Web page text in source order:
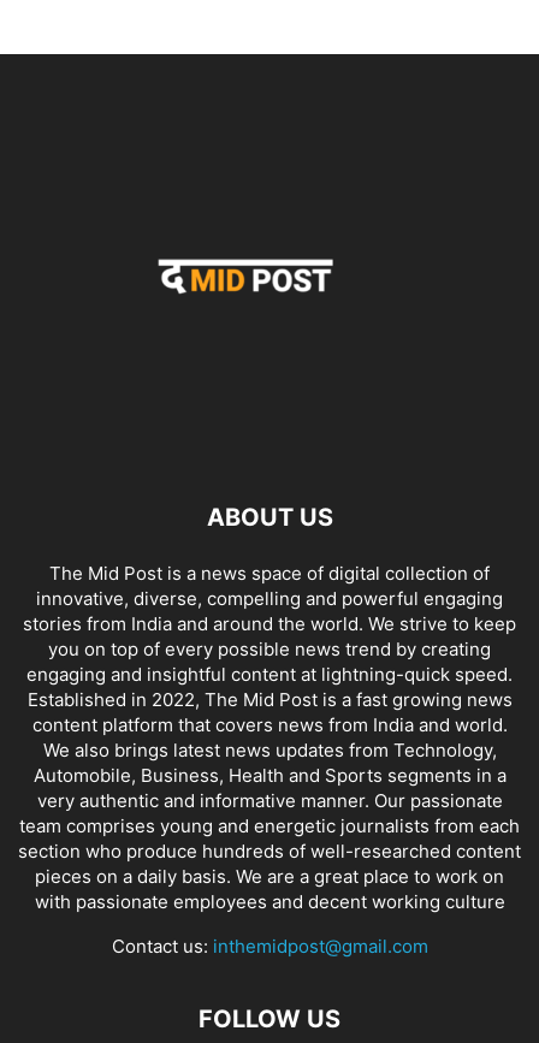
ABOUT US
The Mid Post is a news space of digital collection of
innovative, diverse, compelling and powerful engaging
stories from India and around the world. We strive to keep
you on top of every possible news trend by creating
engaging and insightful content at lightning-quick speed.
Established in 2022, The Mid Post is a fast growing news
content platform that covers news from India and world.
We also brings latest news updates from Technology,
Automobile, Business, Health and Sports segments in a
very authentic and informative manner. Our passionate
team comprises young and energetic journalists from each
section who produce hundreds of well-researched content
pieces on a daily basis. We are a great place to work on
with passionate employees and decent working culture
Contact us: inthemidpost@gmail.com
FOLLOW US